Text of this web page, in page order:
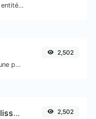
Encoder ou décoder les entités HTML pour toute entrée donnée.
Inversez les mots dans une phrase ou un paragraphe donné avec facilité.
2,502
Validateur et embellisseur JSON 2,502